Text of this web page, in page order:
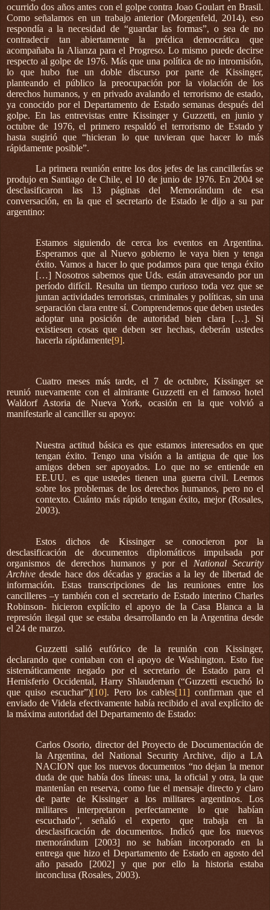
ocurrido dos años antes con el golpe contra Joao Goulart en Brasil.
Como señalamos en un trabajo anterior (Morgenfeld, 2014), eso
respondía a la necesidad de “guardar las formas”, o sea de no
contradecir tan abiertamente la prédica democrática que
acompañaba la Alianza para el Progreso. Lo mismo puede decirse
respecto al golpe de 1976. Más que una política de no intromisión,
lo que hubo fue un doble discurso por parte de Kissinger,
planteando el público la preocupación por la violación de los
derechos humanos, y en privado avalando el terrorismo de estado,
ya conocido por el Departamento de Estado semanas después del
golpe. En las entrevistas entre Kissinger y Guzzetti, en junio y
octubre de 1976, el primero respaldó el terrorismo de Estado y
hasta sugirió que “hicieran lo que tuvieran que hacer lo más
rápidamente posible”.
La primera reunión entre los dos jefes de las cancillerías se
produjo en Santiago de Chile, el 10 de junio de 1976. En 2004 se
desclasificaron las 13 páginas del Memorándum de esa
conversación, en la que el secretario de Estado le dijo a su par
argentino:
Estamos siguiendo de cerca los eventos en Argentina.
Esperamos que al Nuevo gobierno le vaya bien y tenga
éxito. Vamos a hacer lo que podamos para que tenga éxito
[…] Nosotros sabemos que Uds. están atravesando por un
período difícil. Resulta un tiempo curioso toda vez que se
juntan actividades terroristas, criminales y políticas, sin una
separación clara entre sí. Comprendemos que deben ustedes
adoptar una posición de autoridad bien clara […]. Si
existiesen cosas que deben ser hechas, deberán ustedes
hacerla rápidamente[9].
Cuatro meses más tarde, el 7 de octubre, Kissinger se
reunió nuevamente con el almirante Guzzetti en el famoso hotel
Waldorf Astoria de Nueva York, ocasión en la que volvió a
manifestarle al canciller su apoyo:
Nuestra actitud básica es que estamos interesados en que
tengan éxito. Tengo una visión a la antigua de que los
amigos deben ser apoyados. Lo que no se entiende en
EE.UU. es que ustedes tienen una guerra civil. Leemos
sobre los problemas de los derechos humanos, pero no el
contexto. Cuánto más rápido tengan éxito, mejor (Rosales,
2003).
Estos dichos de Kissinger se conocieron por la
desclasificación de documentos diplomáticos impulsada por
organismos de derechos humanos y por el National Security
Archive desde hace dos décadas y gracias a la ley de libertad de
información. Estas transcripciones de las reuniones entre los
cancilleres –y también con el secretario de Estado interino Charles
Robinson- hicieron explícito el apoyo de la Casa Blanca a la
represión ilegal que se estaba desarrollando en la Argentina desde
el 24 de marzo.
Guzzetti salió eufórico de la reunión con Kissinger,
declarando que contaban con el apoyo de Washington. Esto fue
sistemáticamente negado por el secretario de Estado para el
Hemisferio Occidental, Harry Shlaudeman (“Guzzetti escuchó lo
que quiso escuchar”)[10]. Pero los cables[11] confirman que el
enviado de Videla efectivamente había recibido el aval explícito de
la máxima autoridad del Departamento de Estado:
Carlos Osorio, director del Proyecto de Documentación de
la Argentina, del National Security Archive, dijo a LA
NACION que los nuevos documentos “no dejan la menor
duda de que había dos líneas: una, la oficial y otra, la que
mantenían en reserva, como fue el mensaje directo y claro
de parte de Kissinger a los militares argentinos. Los
militares interpretaron perfectamente lo que habían
escuchado”, señaló el experto que trabaja en la
desclasificación de documentos. Indicó que los nuevos
memorándum [2003] no se habían incorporado en la
entrega que hizo el Departamento de Estado en agosto del
año pasado [2002] y que por ello la historia estaba
inconclusa (Rosales, 2003).